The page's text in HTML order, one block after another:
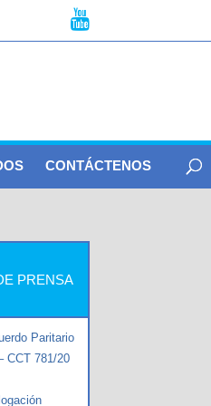
CONTÁCTENOS
PRENSA
Paritario
CCT 781/20